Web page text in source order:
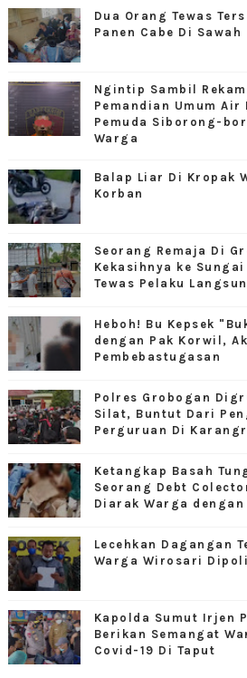
Dua Orang Tewas
Panen Cabe Di Sawah
Ngintip Sambil
Pemandian Umum Air
Pemuda Siborong-
Warga
Balap Liar Di Kropak
Korban
Seorang Remaja Di
Kekasihnya ke
Tewas Pelaku
Heboh! Bu Kepsek
dengan Pak Korwil,
Pembebastugasan
Polres Grobogan
Silat, Buntut Dari
Perguruan Di
Ketangkap Basah
Seorang Debt
Diarak Warga dengan
Lecehkan Dagangan
Warga Wirosari
Kapolda Sumut Irjen
Berikan Semangat
Covid-19 Di Taput